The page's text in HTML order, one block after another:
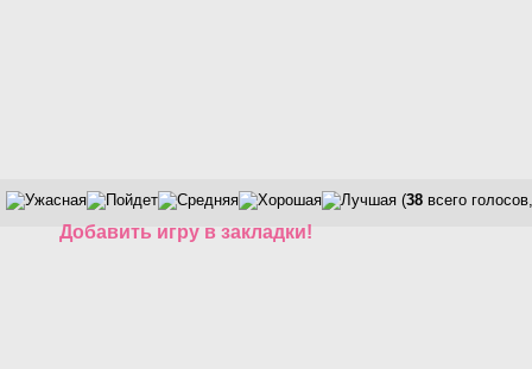
(38 всего
Добавить игру в закладки!